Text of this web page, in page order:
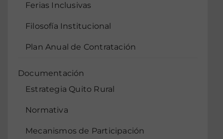
Ferias Inclusivas
Filosofía Institucional
Plan Anual de Contratación
Documentación
Estrategia Quito Rural
Normativa
Mecanismos de Participación